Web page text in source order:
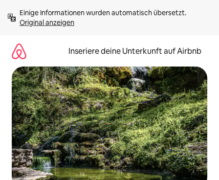
Inhalten
springenOriginal anzeigen
Inseriere deine Unterkunft auf Airbnb